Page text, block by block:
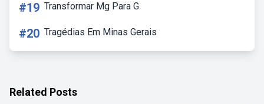
#19 Transformar Mg Para G
#20 Tragédias Em Minas Gerais
Related Posts